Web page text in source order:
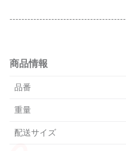
商品情報
品番
重量
配送サイズ